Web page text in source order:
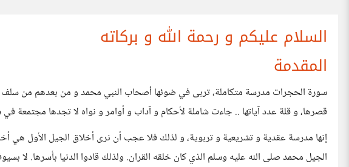
السلام عليكم و رحمة الله و بركاته
المقدمة
سورة الحجرات مدرسة متكاملة، تربى في ضوئها أصحاب النبي محمد و من بعدهم من سلف
قصرها، و قلة عدد آياتها .. جاءت شاملة لأحكام و آداب و أوامر و نواه لا تجدها مجتمعة
إنها مدرسة عقدية و تشريعية و تربوية، و لذلك فلا عجب أن نرى أخلاق الجيل الأول هي
الجيل محمد صلى الله عليه وسلم الذي كان خلقه القران. ولذلك قادوا الدنيا بأسرها. لا